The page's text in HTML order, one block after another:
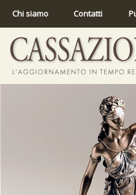
Chi siamo Contatti